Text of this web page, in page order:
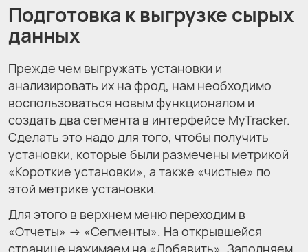
Подготовка к выгрузке сырых
данных
Прежде чем выгружать установки и
анализировать их на фрод, нам необходимо
воспользоваться новым функционалом и
создать два сегмента в интерфейсе MyTracker.
Сделать это надо для того, чтобы получить
установки, которые были размечены метрикой
«Короткие установки», а также «чистые» по
этой метрике установки.
Для этого в верхнем меню переходим в
«Отчеты» → «Сегменты». На открывшейся
странице нажимаем на «Добавить». Заполняем